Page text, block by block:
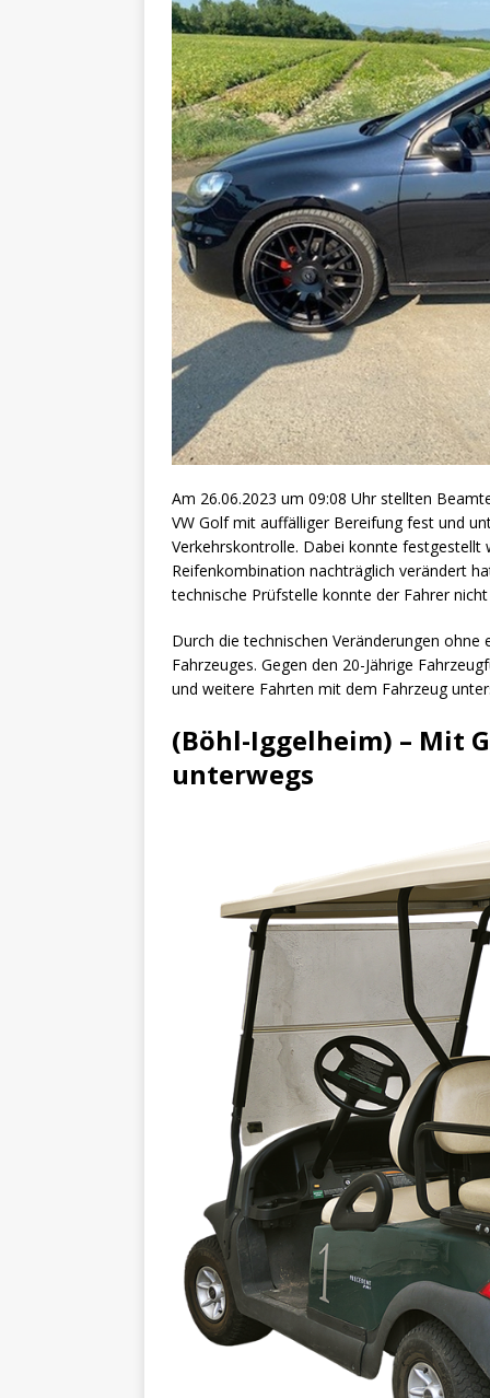
Am 26.06.2023 um 09:08 Uhr stellten
VW Golf mit auffälliger Bereifung fest und
Verkehrskontrolle. Dabei konnte festgestellt
Reifenkombination nachträglich verändert
technische Prüfstelle konnte der Fahrer
Durch die technischen Veränderungen
Fahrzeuges. Gegen den 20-Jährige
und weitere Fahrten mit dem Fahrzeug
(Böhl-Iggelheim) – Mit
unterwegs